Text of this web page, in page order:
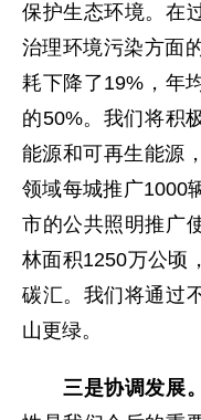
保护生态环境。在
治理环境污染方面
耗下降了19%，年
的50%。我们将积
能源和可再生能源
领域每城推广1000
市的公共照明推广
林面积1250万公顷
碳汇。我们将通过
山更绿。
三是协调发展